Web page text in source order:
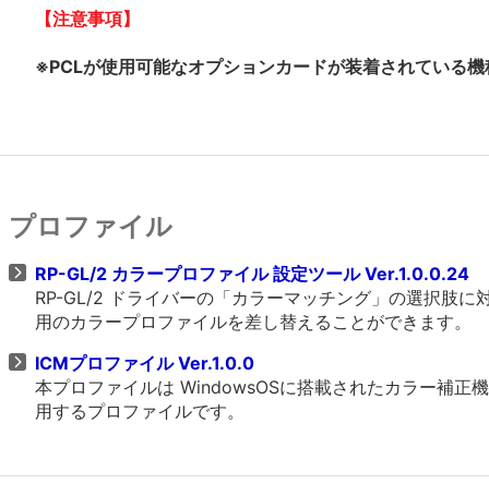
【注意事項】
※PCLが使用可能なオプションカードが装着されている
プロファイル
RP-GL/2 カラープロファイル 設定ツール Ver.1.0.0.24
RP-GL/2 ドライバーの「カラーマッチング」の選択肢
用のカラープロファイルを差し替えることができます。
ICMプロファイル Ver.1.0.0
本プロファイルは WindowsOSに搭載されたカラー補正
用するプロファイルです。